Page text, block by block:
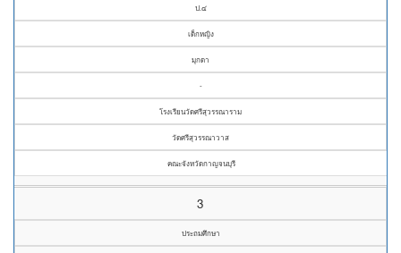
ป.๔
เด็กหญิง
มุกดา
-
โรงเรียนวัดศรีสุวรรณาราม
วัดศรีสุวรรณาวาส
คณะจังหวัดกาญจนบุรี
3
ประถมศึกษา